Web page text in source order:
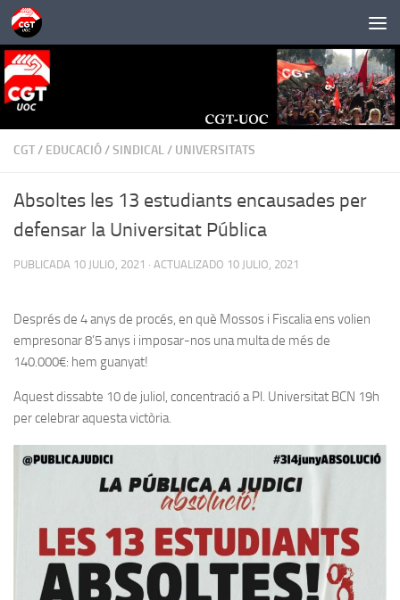
Saltar al contenido
CGT/ EDUCACIÓ/SINDICAL/ UNIVERSITATS
Absoltes les 13 estudiants encausades per
defensar la Universitat Pública
PUBLICADA 10 JULIO, 2021 · ACTUALIZADO 10 JULIO, 2021
Després de 4 anys de procés, en què Mossos i Fiscalia ens volien
empresonar 8’5 anys i imposar-nos una multa de més de
140.000€: hem guanyat!
Aquest dissabte 10 de juliol, concentració a Pl. Universitat BCN 19h
per celebrar aquesta victòria.